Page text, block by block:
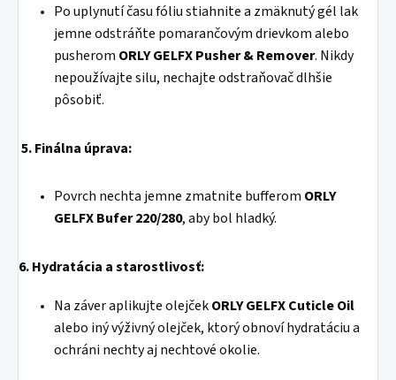
Po uplynutí času fóliu stiahnite a zmäknutý gél lak
jemne odstráňte pomarančovým drievkom alebo
pusherom ORLY GELFX Pusher & Remover. Nikdy
nepoužívajte silu, nechajte odstraňovač dlhšie
pôsobiť.
5. Finálna úprava:
Povrch nechta jemne zmatnite bufferom ORLY
GELFX Bufer 220/280, aby bol hladký.
6. Hydratácia a starostlivosť:
Na záver aplikujte olejčekORLY GELFX Cuticle Oil
alebo iný výživný olejček, ktorý obnoví hydratáciu a
ochráni nechty aj nechtové okolie.